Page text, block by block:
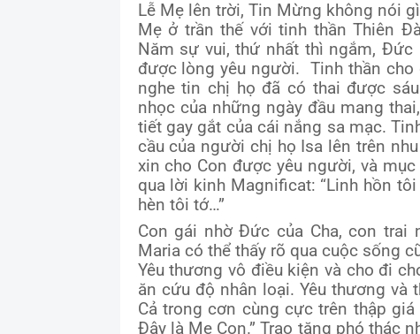
Lễ Mẹ lên trời, Tin Mừng không nói
Mẹ ở trần thế với tinh thần Thiên
Năm sự vui, thứ nhất thì ngắm, Đức
được lòng yêu người. Tinh thần
nghe tin chị họ đã có thai được
nhọc của những ngày đầu mang
tiết gay gắt của cái nắng sa mạc.
cầu của người chị họ Isa lên trên
xin cho Con được yêu người, và
qua lời kinh Magnificat: “Linh hồn
hèn tôi tớ…”
Con gái nhờ Đức của Cha, con trai
Maria có thể thấy rõ qua cuộc sống
Yêu thương vô điều kiện và cho đi
ăn cứu độ nhân loại. Yêu thương
Cả trong cơn cùng cực trên thập
Đây là Mẹ Con.” Trao tặng phó thác